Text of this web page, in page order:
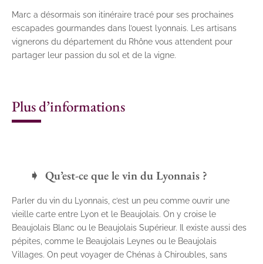
Marc a désormais son itinéraire tracé pour ses prochaines
escapades gourmandes dans l’ouest lyonnais. Les artisans
vignerons du département du Rhône vous attendent pour
partager leur passion du sol et de la vigne.
Plus d’informations
Qu’est-ce que le vin du Lyonnais ?
Parler du vin du Lyonnais, c’est un peu comme ouvrir une
vieille carte entre Lyon et le Beaujolais. On y croise le
Beaujolais Blanc ou le Beaujolais Supérieur. Il existe aussi des
pépites, comme le Beaujolais Leynes ou le Beaujolais
Villages. On peut voyager de Chénas à Chiroubles, sans